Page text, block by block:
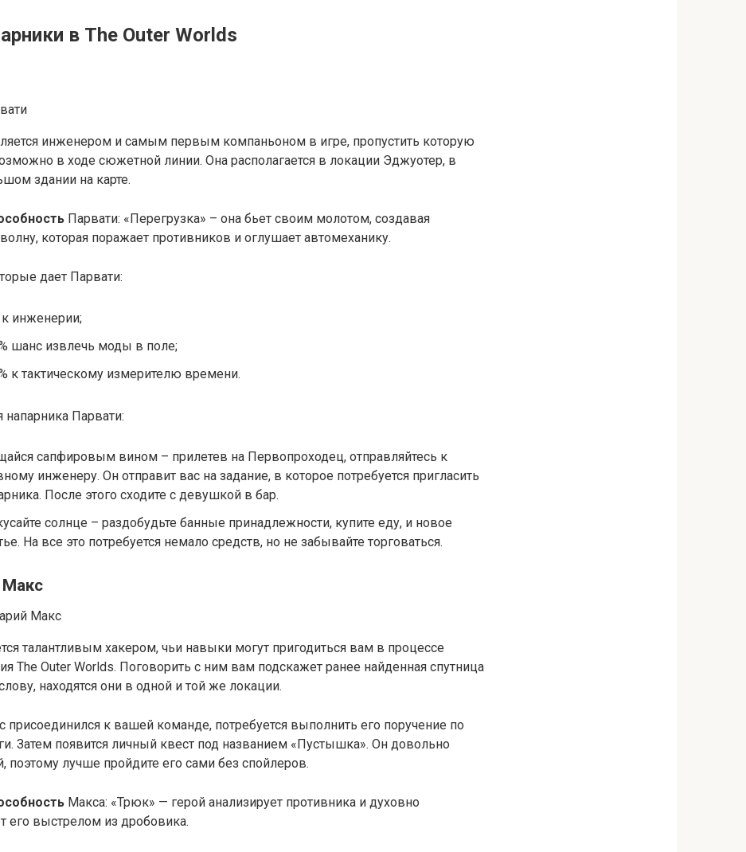
в The Outer Worlds
инженером и самым первым компаньоном в игре, пропустить которую
в ходе сюжетной линии. Она располагается в локации Эджуотер, в
здании на карте.
Парвати: «Перегрузка» – она бьет своим молотом, создавая
которая поражает противников и оглушает автомеханику.
дает Парвати:
инженерии;
шанс извлечь моды в поле;
к тактическому измерителю времени.
Парвати:
сапфировым вином – прилетев на Первопроходец, отправляйтесь к
инженеру. Он отправит вас на задание, в которое потребуется пригласить
После этого сходите с девушкой в бар.
солнце – раздобудьте банные принадлежности, купите еду, и новое
На все это потребуется немало средств, но не забывайте торговаться.
Макс
талантливым хакером, чьи навыки могут пригодиться вам в процессе
The Outer Worlds. Поговорить с ним вам подскажет ранее найденная спутница
находятся они в одной и той же локации.
к вашей команде, потребуется выполнить его поручение по
Затем появится личный квест под названием «Пустышка». Он довольно
поэтому лучше пройдите его сами без спойлеров.
Макса: «Трюк» — герой анализирует противника и духовно
его выстрелом из дробовика.